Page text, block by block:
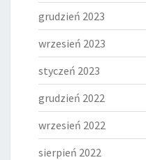
grudzień 2023
wrzesień 2023
styczeń 2023
grudzień 2022
wrzesień 2022
sierpień 2022